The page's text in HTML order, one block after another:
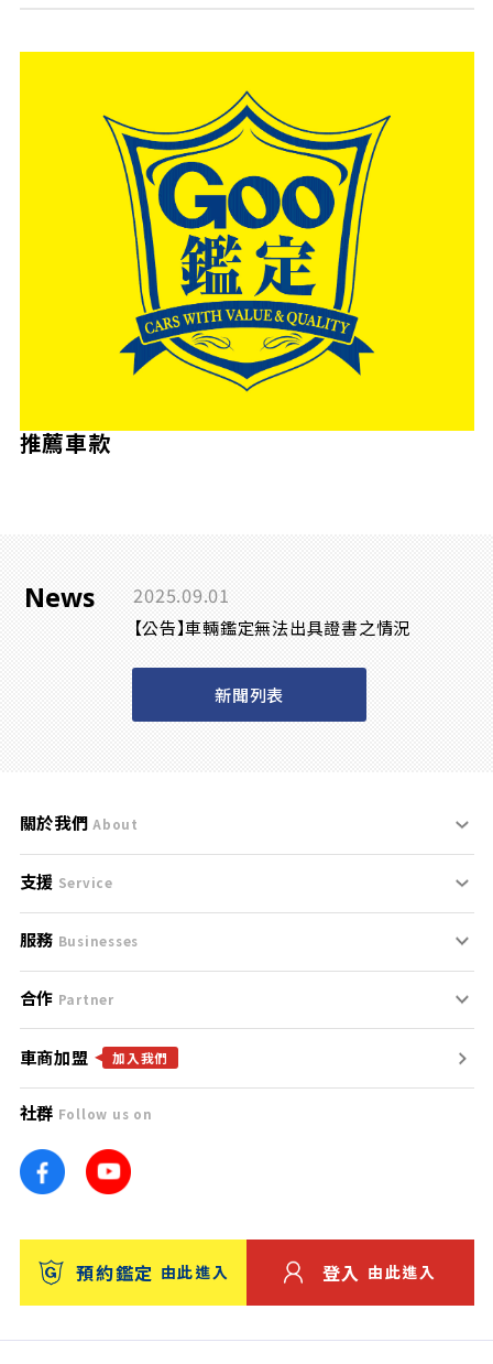
推薦車款
News 2025.09.01
【公告】車輛鑑定無法出具證書之情況
新聞列表
關於我們 About
刊登規範
服務條款
免責聲明
隱私權政策
團隊
車訊網
台灣優良中古車商大獎
支援 Service
支援中心
聯絡我們
服務 Businesses
什麼是Goo鑑定？
找好車
找好店
找海外車
消費者評價
保固
合作 Partner
合作夥伴
廣告合作
車商加盟 加入我們
社群 Follow us on
預約鑑定 由此進入 登入 由此進入